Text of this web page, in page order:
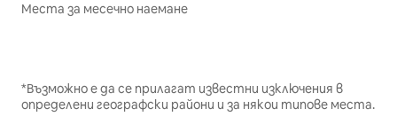
Места за месечно наемане
*Възможно е да се прилагат известни изключения в
определени географски райони и за някои типове места.